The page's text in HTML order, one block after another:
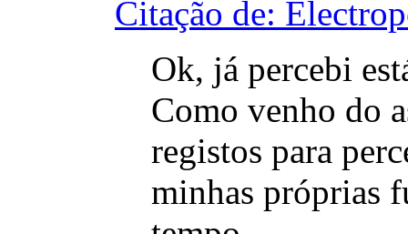
Citação de:
Ok, já percebi
Como venho do
registos para
minhas próprias